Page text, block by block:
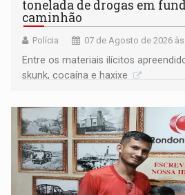
tonelada de drogas em
caminhão
Polícia 07 de Agosto de 2026
Entre os materiais ilícitos
skunk, cocaína e haxixe